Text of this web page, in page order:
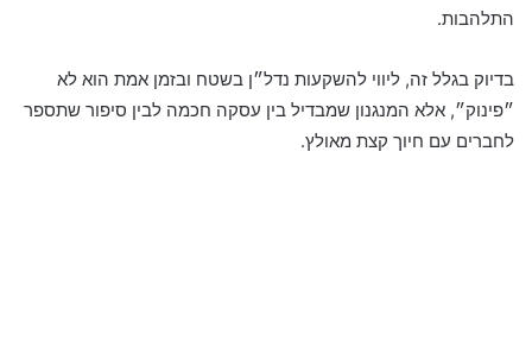
התלהבות.
בדיוק בגלל זה, ליווי להשקעות נדל״ן בשטח ובזמן אמת הוא לא
״פינוק״, אלא המנגנון שמבדיל בין עסקה חכמה לבין סיפור שתספר
לחברים עם חיוך קצת מאולץ.